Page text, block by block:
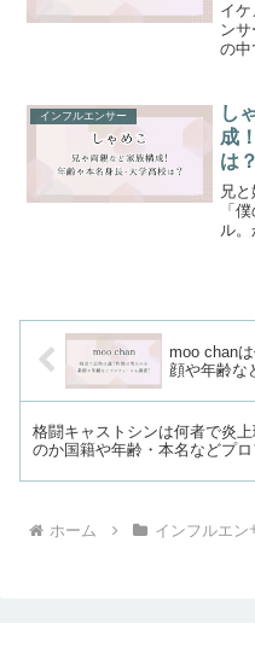
イ
ン
の中
や
す
インフルエンサー
し
成
は？
兄
「
ル
moo chan
顔や年齢な
格闘キャストシンは何者で炎
のか国籍や年齢・本名などプ
ホーム インフルエン